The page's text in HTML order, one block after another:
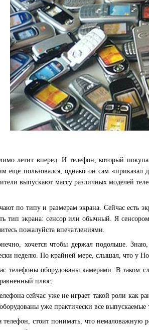
летит вперед. И телефон, который
еще пользовался, однако он сам «приказал
выпускают массу различных моделей
по типу и размерам экрана. Сейчас есть
тип экрана: сенсор или обычный. Я
пожалуйста впечатлениями.
хочется чтобы держал подольше.
неделю. По крайней мере, слышал, что у
телефоны оборудованы камерами. В таком
плюс.
сейчас уже не играет такой роли как
уже практически все выпускаемые
телефон, стоит понимать, что немаловажную